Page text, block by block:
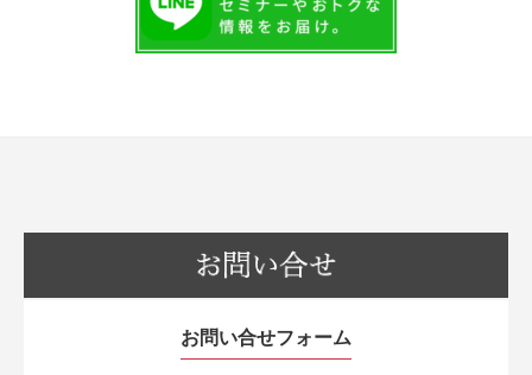
お問い合せフォーム